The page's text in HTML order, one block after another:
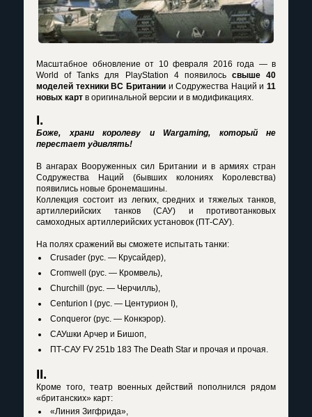
Масштабное обновление от 10 февраля 2016 года — в
World of Tanks для PlayStation 4 появилосьсвыше 40
моделей техники ВС Британиии Содружества Наций и 11
новых карт в оригинальной версии и в модификациях.
I.
Боже, храни королеву и Wargaming, который не
перестает удивлять!
В ангарах Вооруженных сил Британии и в армиях стран
Содружества Наций (бывших колониях Королевства)
появились новые бронемашины.
Коллекция состоит из легких, средних и тяжелых танков,
артиллерийских танков (САУ) и противотанковых
самоходных артиллерийских установок (ПТ-САУ).
На полях сражений вы сможете испытать танки:
Crusader (рус. — Крусайдер),
Cromwell (рус. — Кромвель),
Churchill (рус. — Черчилль),
Centurion I (рус. — Центурион I),
Conqueror (рус. — Конкэрор).
САУшки Арчер и Бишоп,
ПТ-САУ FV 251b 183 The Death Star и прочая и прочая.
II.
Кроме того, театр военных действий пополнился рядом
«британских» карт:
«Линия Зигфрида»,